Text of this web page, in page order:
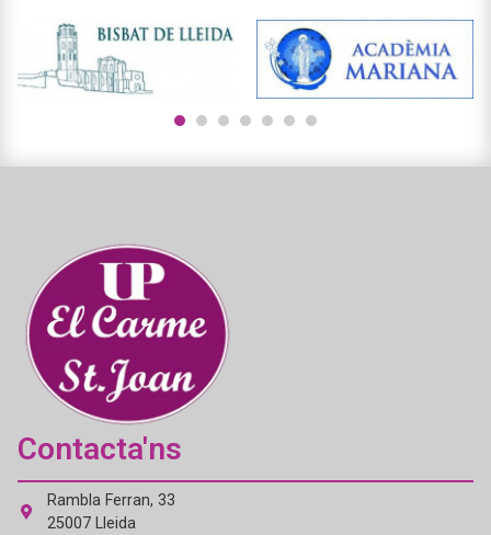
Contacta'ns
Rambla Ferran, 33
25007 Lleida